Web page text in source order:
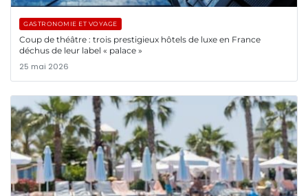
GASTRONOMIE ET VOYAGE
Coup de théâtre : trois prestigieux hôtels de luxe en France
déchus de leur label « palace »
25 mai 2026